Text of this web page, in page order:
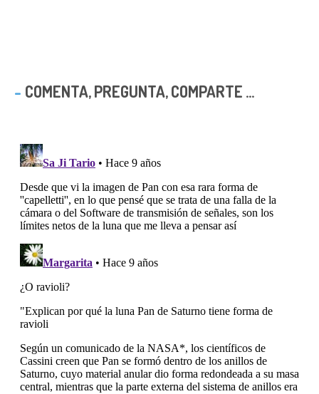
COMENTA, PREGUNTA, COMPARTE ...